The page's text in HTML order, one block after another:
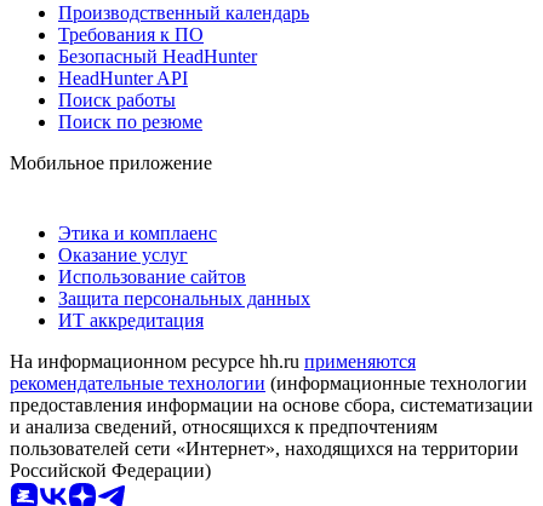
Производственный календарь
Требования к ПО
Безопасный HeadHunter
HeadHunter API
Поиск работы
Поиск по резюме
Мобильное приложение
Этика и комплаенс
Оказание услуг
Использование сайтов
Защита персональных данных
ИТ аккредитация
На информационном ресурсе hh.ru применяются
рекомендательные технологии (информационные технологии
предоставления информации на основе сбора, систематизации
и анализа сведений, относящихся к предпочтениям
пользователей сети «Интернет», находящихся на территории
Российской Федерации)